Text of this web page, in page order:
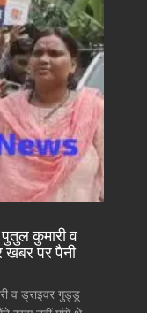
कुमारी व
खबर पर पैनी
व ड्राइवर गुड्डू